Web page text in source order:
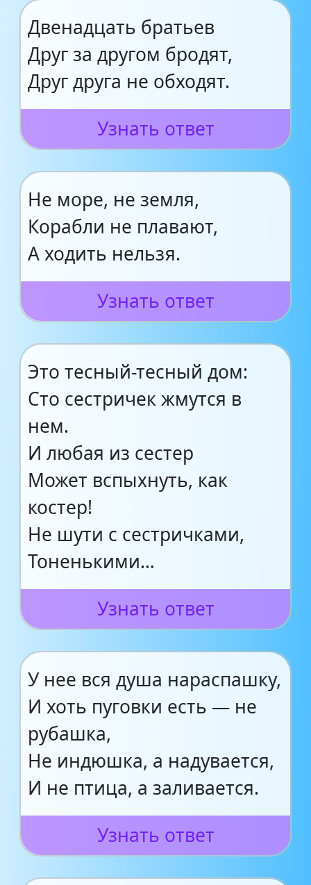
Двенадцать братьев
Друг за другом бродят,
Друг друга не обходят.
Узнать ответ
Не море, не земля,
Корабли не плавают,
А ходить нельзя.
Узнать ответ
Это тесный-тесный дом:
Сто сестричек жмутся в
нем.
И любая из сестер
Может вспыхнуть, как
костер!
Не шути с сестричками,
Тоненькими…
Узнать ответ
У нее вся душа нараспашку,
И хоть пуговки есть — не
рубашка,
Не индюшка, а надувается,
И не птица, а заливается.
Узнать ответ